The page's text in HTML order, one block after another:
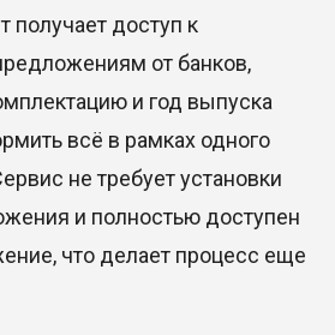
получает доступ к
от банков,
и год выпуска
всё в рамках одного
не требует установки
и полностью доступен
что делает процесс еще